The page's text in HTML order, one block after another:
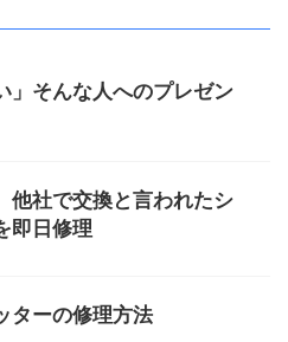
」そんな人へのプレゼン
社で交換と言われたシ
即日修理
ターの修理方法